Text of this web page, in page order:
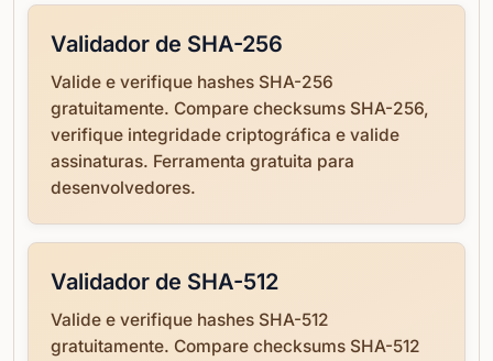
Validador de SHA-256
Valide e verifique hashes SHA-256
gratuitamente. Compare checksums SHA-256,
verifique integridade criptográfica e valide
assinaturas. Ferramenta gratuita para
desenvolvedores.
Validador de SHA-512
Valide e verifique hashes SHA-512
gratuitamente. Compare checksums SHA-512